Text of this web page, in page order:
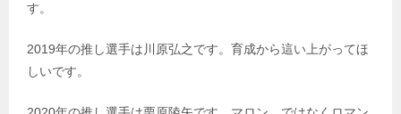
す。
2019年の推し選手は川原弘之です。育成から這い上がってほ
しいです。